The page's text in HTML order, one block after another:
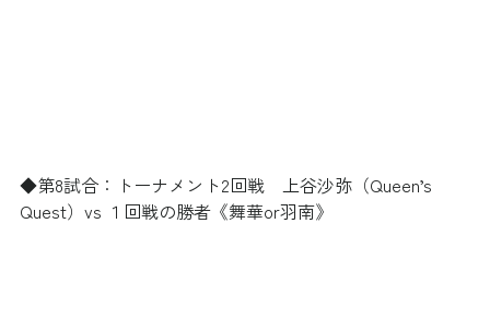
◆第8試合：トーナメント2回戦　上谷沙弥（Queen’s
Quest）vs １回戦の勝者《舞華or羽南》